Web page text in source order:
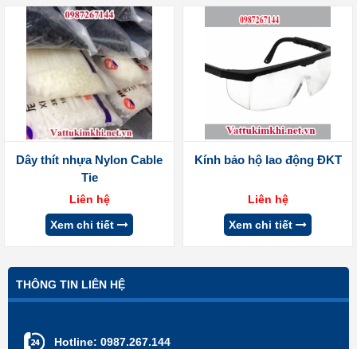
Dây thít nhựa Nylon Cable
Tie
Liên hệ
Xem chi tiết
Kính bảo hộ lao động ĐKT
Liên hệ
Xem chi tiết
THÔNG TIN LIÊN HỆ
Hotline: 0987.267.144